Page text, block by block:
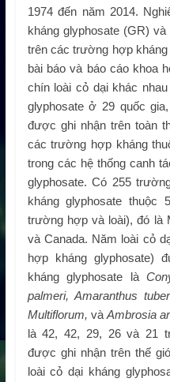
1974 đến năm 2014.
kháng glyphosate (GR)
trên các trường hợp
bài báo và báo cáo khoa
chín loài cỏ dại khác
glyphosate ở 29 quốc
được ghi nhận trên toàn
các trường hợp kháng
trong các hệ thống canh
glyphosate. Có 255
kháng glyphosate
trường hợp và loài), đó là
và Canada. Năm loài cỏ
hợp kháng glyphosate)
kháng glyphosate là
palmeri, Amaranthus
Multiflorum,và Ambrosia
là 42, 42, 29, 26 và 21
được ghi nhận trên thế
loài cỏ dại kháng